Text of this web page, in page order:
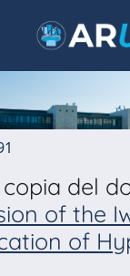
del
of the
of